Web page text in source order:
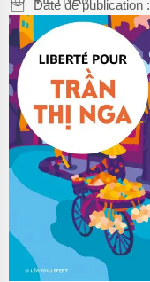
Date de publication :